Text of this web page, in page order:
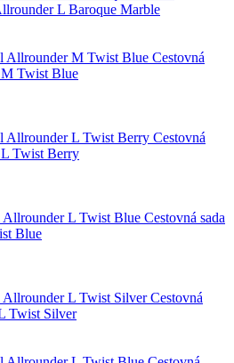
L Baroque Marble
Cestovná
M Twist Blue
Cestovná
Twist Berry
Cestovná sada
Blue
Cestovná
Twist Silver